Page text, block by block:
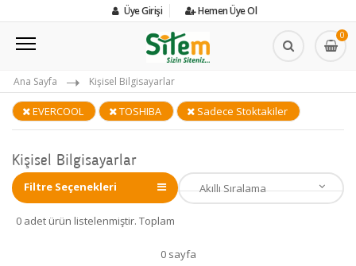
Üye Girişi Hemen Üye Ol
0
Ana Sayfa Kişisel Bilgisayarlar
EVERCOOL TOSHIBA Sadece Stoktakiler
Kişisel Bilgisayarlar
Filtre Seçenekleri
0 adet ürün listelenmiştir. Toplam
0 sayfa